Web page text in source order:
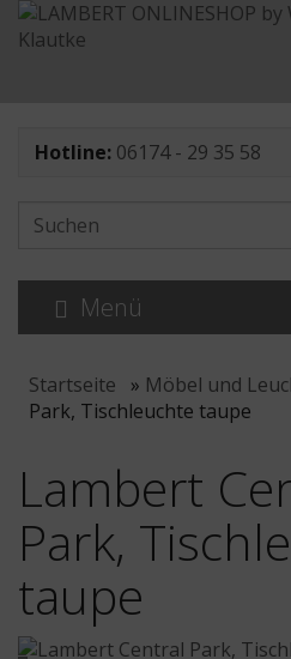
Hotline: 06174 - 29 35 58
Menü
Startseite » Möbel und
Park, Tischleuchte taupe
Lambert
Park,
taupe